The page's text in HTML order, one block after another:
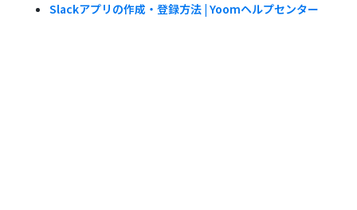
Slackアプリの作成・登録方法 | Yoomヘルプセンター